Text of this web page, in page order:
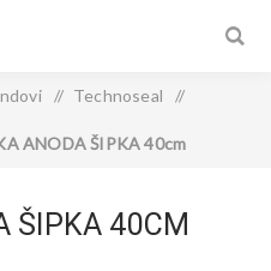
/ Technoseal /
ANODA ŠIPKA 40cm
ŠIPKA 40CM